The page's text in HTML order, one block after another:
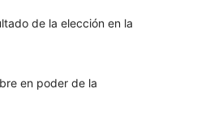
de la elección en la
en poder de la